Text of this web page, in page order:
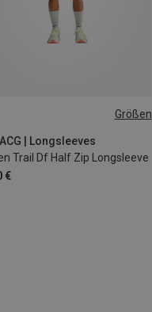
Größen
| Longsleeves
Trail Df Half Zip Longsleeve
€